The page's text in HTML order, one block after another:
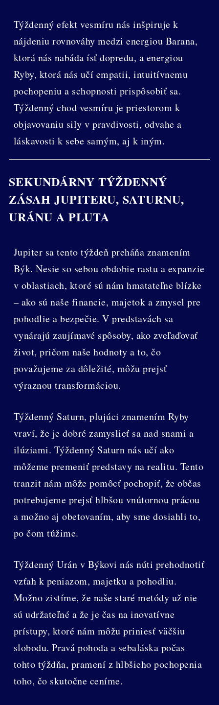
Týždenný efekt vesmíru nás inšpiruje k
nájdeniu rovnováhy medzi energiou Barana,
ktorá nás nabáda ísť dopredu, a energiou
Ryby, ktorá nás učí empatii, intuitívnemu
pochopeniu a schopnosti prispôsobiť sa.
Týždenný chod vesmíru je priestorom k
objavovaniu sily v pravdivosti, odvahe a
láskavosti k sebe samým, aj k iným.
SEKUNDÁRNY TÝŽDENNÝ
ZÁSAH JUPITERU, SATURNU,
URÁNU A PLUTA
Jupiter sa tento týždeň preháňa znamením
Býk. Nesie so sebou obdobie rastu a expanzie
v oblastiach, ktoré sú nám hmatateľne blízke
– ako sú naše financie, majetok a zmysel pre
pohodlie a bezpečie. V predstavách sa
vynárajú zaujímavé spôsoby, ako zveľaďovať
život, pričom naše hodnoty a to, čo
považujeme za dôležité, môžu prejsť
výraznou transformáciou.
Týždenný Saturn, plujúci znamením Ryby
vraví, že je dobré zamyslieť sa nad snami a
ilúziami. Týždenný Saturn nás učí ako
môžeme premeniť predstavy na realitu. Tento
tranzit nám môže pomôcť pochopiť, že občas
potrebujeme prejsť hlbšou vnútornou prácou
a možno aj obetovaním, aby sme dosiahli to,
po čom túžime.
Týždenný Urán v Býkovi nás núti prehodnotiť
vzťah k peniazom, majetku a pohodliu.
Možno zistíme, že naše staré metódy už nie
sú udržateľné a že je čas na inovatívne
prístupy, ktoré nám môžu priniesť väčšiu
slobodu. Pravá pohoda a sebaláska počas
tohto týždňa, pramení z hlbšieho pochopenia
toho, čo skutočne ceníme.